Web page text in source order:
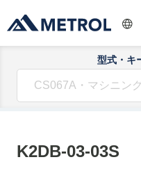
型式・キ
K2DB-03-03S